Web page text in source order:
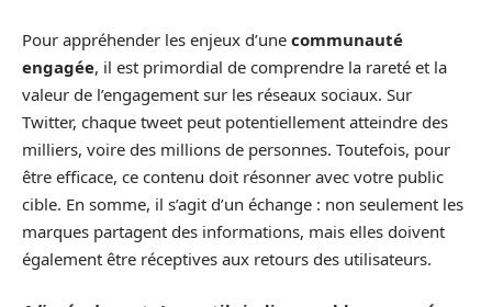
Pour appréhender les enjeux d’une communauté
engagée, il est primordial de comprendre la rareté et la
valeur de l’engagement sur les réseaux sociaux. Sur
Twitter, chaque tweet peut potentiellement atteindre des
milliers, voire des millions de personnes. Toutefois, pour
être efficace, ce contenu doit résonner avec votre public
cible. En somme, il s’agit d’un échange : non seulement les
marques partagent des informations, mais elles doivent
également être réceptives aux retours des utilisateurs.